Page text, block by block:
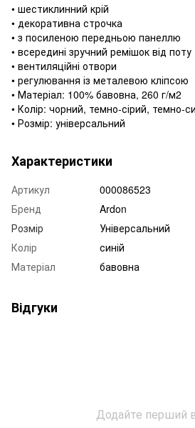
• шестиклинний крій
• декоративна строчка
• з посиленою передньою панеллю
• всередині зручний ремішок від поту
• вентиляційні отвори
• регулювання із металевою кліпсою
• Матеріал: 100% бавовна, 260 г/м2
• Колір: чорний, темно-сірий, темно-
• Розмір: універсальний
Характеристики
Артикул
000086523
Бренд
Ardon
Розмір
Універсальний
Колір
синій
Матеріал
бавовна
Відгуки
Додайте перший